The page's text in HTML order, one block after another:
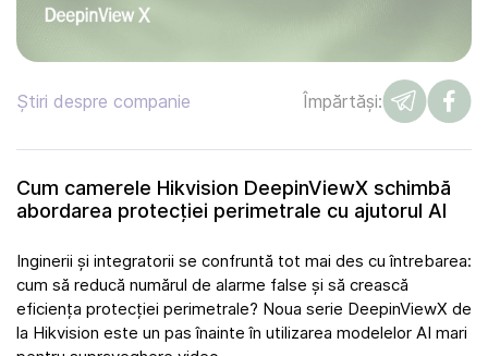
Știri despre companie Împărtăși:
Cum camerele Hikvision DeepinViewX schimbă
abordarea protecției perimetrale cu ajutorul AI
Inginerii și integratorii se confruntă tot mai des cu întrebarea:
cum să reducă numărul de alarme false și să crească
eficiența protecției perimetrale? Noua serie DeepinViewX de
la Hikvision este un pas înainte în utilizarea modelelor AI mari